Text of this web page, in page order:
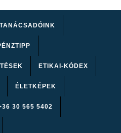
ETIKAI-KÓDEX
ÉLETKÉPEK
30 565 5402